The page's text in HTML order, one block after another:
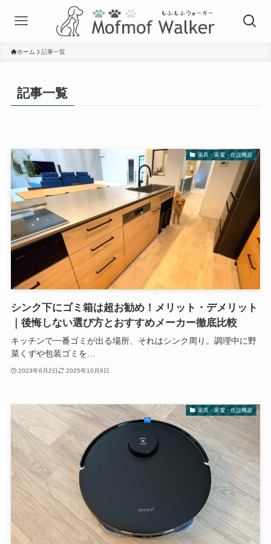
ホーム 記事一覧
記事一覧
家具・家電・住設機器
シンク下にゴミ箱は超お勧め！メリット・デメリット
｜後悔しない選び方とおすすめメーカー徹底比較
キッチンで一番ゴミが出る場所、それはシンク周り。調理中に野
菜くずや包装ゴミを…
2023年6月2日 2025年10月8日
家具・家電・住設機器